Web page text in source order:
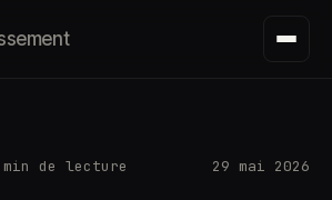
min de lecture 29 mai 2026